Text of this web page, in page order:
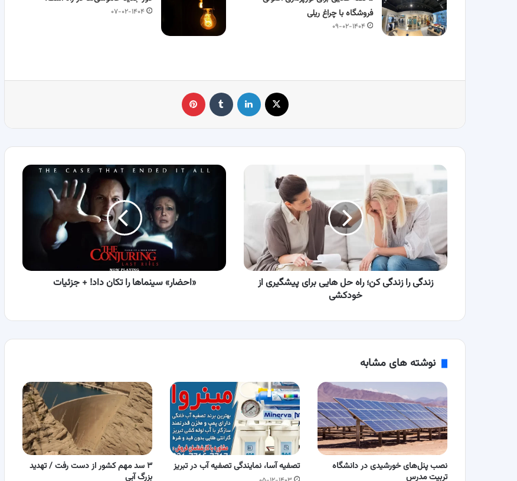
فروشگاه با چراغ ریلی
۰۹-۰۲-۱۴۰۴
۰۷-۰۲-۱۴۰۴
لینکدین ‫تامبلر
زندگی
را
زندگی
هایی
برای
پیشگیری
زندگی را زندگی کن؛ راه حل هایی برای پیشگیری از
خودکشی
«احضار»
«احضار» سینماها را تکان داد! + جزئیات
نوشته های مشابه
نصب پنل‌های خورشیدی در دانشگاه
تربیت مدرس
تصفیه آسا، نمایندگی تصفیه آب در تبریز
۳ سد مهم کشور از دست رفت / تهدید
بزرگ آبی